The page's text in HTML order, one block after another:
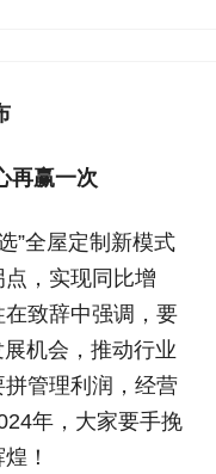
再赢一次
”全屋定制新模式
，实现同比增
致辞中强调，要
机会，推动行业
管理利润，经营
年，大家要手挽
！